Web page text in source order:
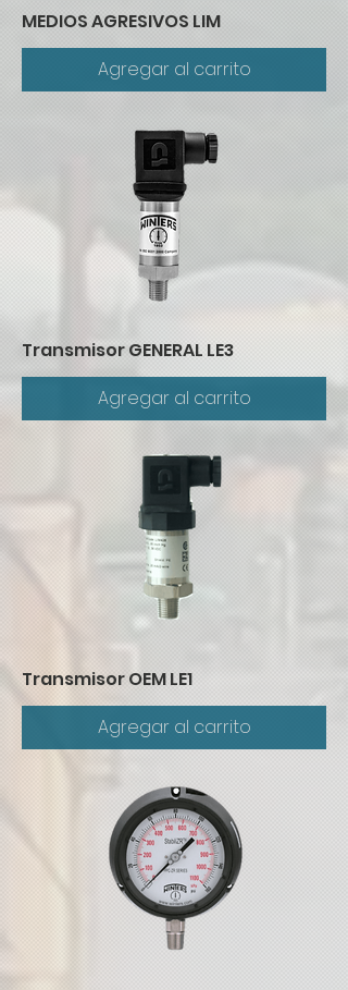
MEDIOS AGRESIVOS LIM
Agregar al carrito
Transmisor GENERAL LE3
Agregar al carrito
Transmisor OEM LE1
Agregar al carrito